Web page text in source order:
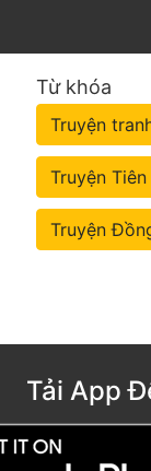
Từ khóa
Truyện
Truyện
Truyện
Tải App